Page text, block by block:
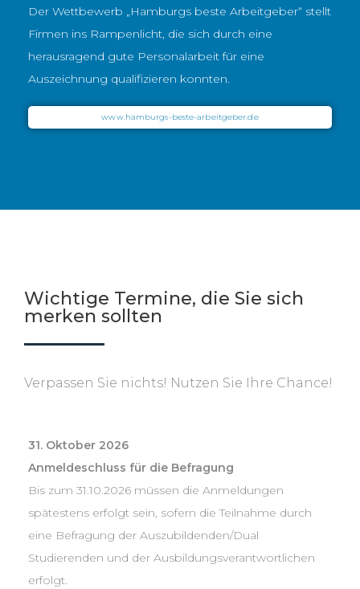
Der Wettbewerb „Hamburgs beste Arbeitgeber“ stellt
Firmen ins Rampenlicht, die sich durch eine
herausragend gute Personalarbeit für eine
Auszeichnung qualifizieren konnten.
www.hamburgs-beste-arbeitgeber.de
Wichtige Termine, die Sie sich
merken sollten
Verpassen Sie nichts! Nutzen Sie Ihre Chance!
31. Oktober 2026
Anmeldeschluss für die Befragung
Bis zum 31.10.2026 müssen die Anmeldungen
spätestens erfolgt sein, sofern die Teilnahme durch
eine Befragung der Auszubildenden/Dual
Studierenden und der Ausbildungsverantwortlichen
erfolgt.